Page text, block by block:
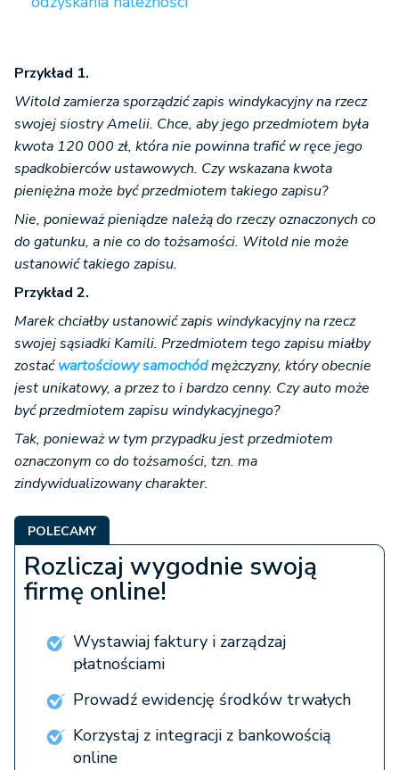
Przykład 1.
Witold zamierza sporządzić zapis windykacyjny na rzecz
swojej siostry Amelii. Chce, aby jego przedmiotem była
kwota 120 000 zł, która nie powinna trafić w ręce jego
spadkobierców ustawowych. Czy wskazana kwota
pieniężna może być przedmiotem takiego zapisu?
Nie, ponieważ pieniądze należą do rzeczy oznaczonych co
do gatunku, a nie co do tożsamości. Witold nie może
ustanowić takiego zapisu.
Przykład 2.
Marek chciałby ustanowić zapis windykacyjny na rzecz
swojej sąsiadki Kamili. Przedmiotem tego zapisu miałby
zostaćwartościowy samochódmężczyzny, który obecnie
jest unikatowy, a przez to i bardzo cenny. Czy auto może
być przedmiotem zapisu windykacyjnego?
Tak, ponieważ w tym przypadku jest przedmiotem
oznaczonym co do tożsamości, tzn. ma
zindywidualizowany charakter.
POLECAMY
Rozliczaj wygodnie swoją
firmę online!
Wystawiaj faktury i zarządzaj
płatnościami
Prowadź ewidencję środków trwałych
Korzystaj z integracji z bankowością
online